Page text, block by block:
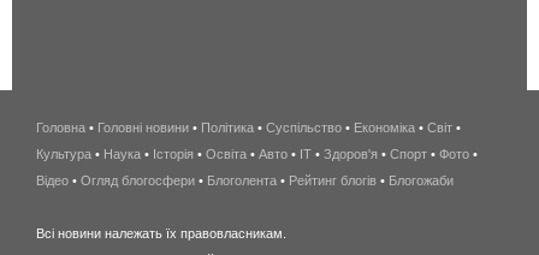
беспроводной
интернет
киев
Головна • Головні новини • Політика • Суспільство • Економіка • Світ •
Культура • Наука • Історія • Освіта • Авто • IT • Здоров'я • Спорт • Фото •
Відео • Огляд блогосфери • Блоголента • Рейтинг блогів • Блогожаби
Всі новини належать їх правовласникам.